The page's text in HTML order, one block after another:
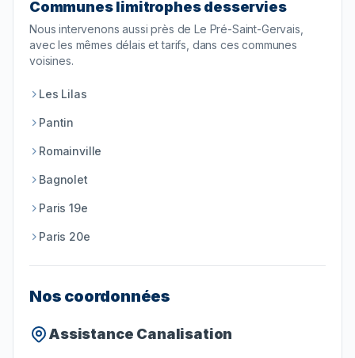
Communes limitrophes desservies
Nous intervenons aussi près deLe Pré-Saint-Gervais
avec les mêmes délais et tarifs, dans ces communes
voisines.
Les Lilas
Pantin
Romainville
Bagnolet
Paris 19e
Paris 20e
Nos coordonnées
Assistance Canalisation